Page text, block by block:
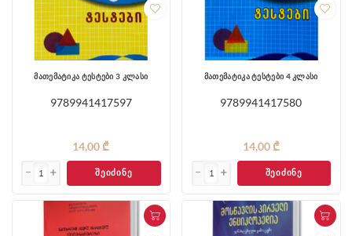
მათემატიკა ტესტები 3 კლასი
9789941417597
14,00 ₾
ᲨᲔᲘᲫᲘᲜᲔ
მათემატიკა ტესტები 4 კლასი
9789941417580
14,00 ₾
ᲨᲔᲘᲫᲘᲜᲔ